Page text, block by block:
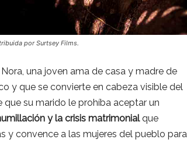
por Surtsey Films.
una joven ama de casa y madre de
y que se convierte en cabeza visible del
su marido le prohíba aceptar un
y la crisis matrimonialque
y convence a las mujeres del pueblo para